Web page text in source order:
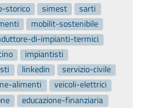
storico simest
sarti
mobilit-sostenibile
di-impianti-termici
impiantisti
linkedin
servizio-civile
alimenti
veicoli-elettrici
educazione-finanziaria